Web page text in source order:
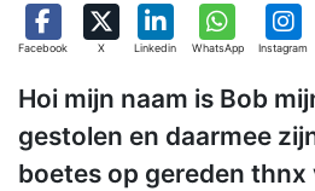
Facebook X Linkedin WhatsApp Instagram
Hoi mijn naam is Bob
gestolen en daarmee
boetes op gereden thnx